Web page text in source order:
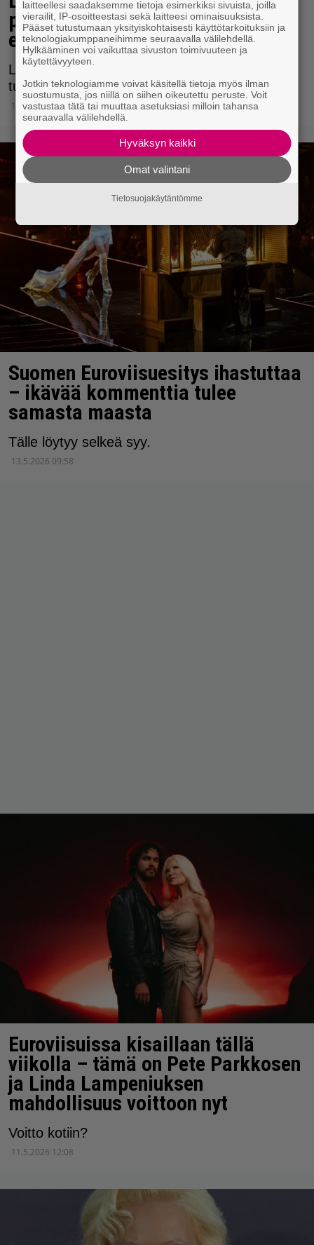
päätöksen – ratkaiseva muutos
elämään
Lindan elämässä ovat puhaltaneet muutosten
tuulet.
13.5.2026 16:12
Suomen Euroviisuesitys ihastuttaa
– ikävää kommenttia tulee
samasta maasta
Tälle löytyy selkeä syy.
13.5.2026 09:58
Euroviisuissa kisaillaan tällä
viikolla – tämä on Pete Parkkosen
ja Linda Lampeniuksen
mahdollisuus voittoon nyt
Voitto kotiin?
11.5.2026 12:08
laitteellesi saadaksemme tietoja esimerkiksi sivuista, joilla
vierailit, IP-osoitteestasi sekä laitteesi ominaisuuksista.
Pääset tutustumaan yksityiskohtaisesti käyttötarkoituksiin ja
teknologiakumppaneihimme seuraavalla välilehdellä.
Hylkääminen voi vaikuttaa sivuston toimivuuteen ja
käytettävyyteen.
Jotkin teknologiamme voivat käsitellä tietoja myös ilman
suostumusta, jos niillä on siihen oikeutettu peruste. Voit
vastustaa tätä tai muuttaa asetuksiasi milloin tahansa
seuraavalla välilehdellä.
Hyväksyn kaikki
Omat valintani
Tietosuojakäytäntömme